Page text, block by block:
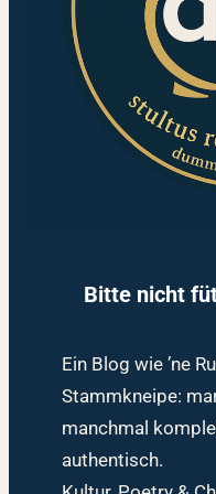
Bitte nicht
Ein Blog wie ’ne
Stammkneipe:
manchmal
authentisch.